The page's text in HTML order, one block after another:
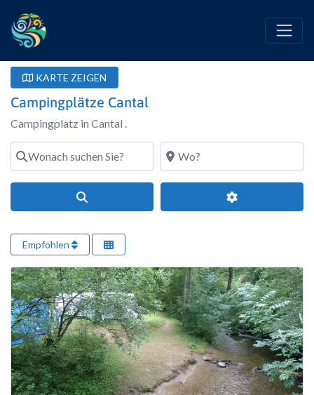
KARTE ZEIGEN
Campingplätze Cantal
Campingplatz in Cantal .
Wonach suchen Sie?
Wo?
Erweiterte
Empfohlen